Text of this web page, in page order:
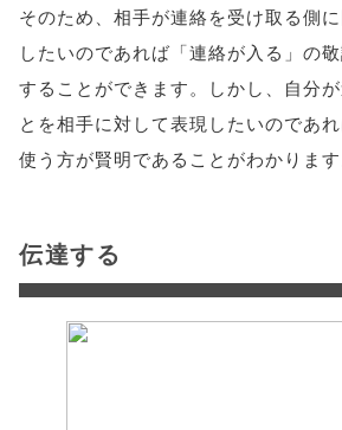
そのため、相手が連絡を受け取る側
したいのであれば「連絡が入る」の
することができます。しかし、自分
とを相手に対して表現したいのであ
使う方が賢明であることがわかります
伝達する